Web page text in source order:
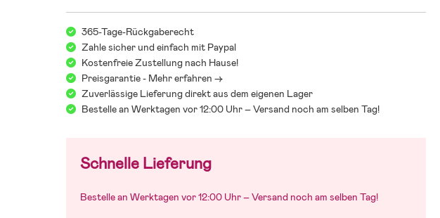
365-Tage-Rückgaberecht
Zahle sicher und einfach mit Paypal
Kostenfreie Zustellung nach Hause!
Preisgarantie - Mehr erfahren ->
Zuverlässige Lieferung direkt aus dem eigenen Lager
Bestelle an Werktagen vor 12:00 Uhr – Versand noch am selben Tag!
Schnelle Lieferung
Bestelle an Werktagen vor 12:00 Uhr – Versand noch am selben Tag!